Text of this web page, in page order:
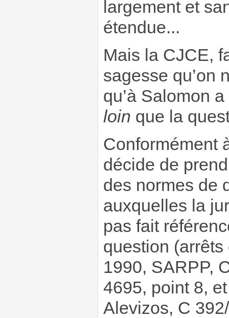
largement et
étendue...
Mais la CJCE,
sagesse qu’on
qu’à Salomon
loin que la
Conformément
décide de
des normes de
auxquelles la
pas fait
question
1990, SARPP,
4695, point 8,
Alevizos, C